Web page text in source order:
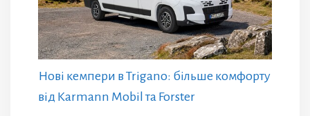
Нові кемпери в Trigano: більше комфорту
від Karmann Mobil та Forster